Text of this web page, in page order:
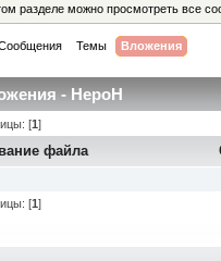
разделе можно просмотреть все
Темы Вложения
- HepoH
[1]
файла
[1]